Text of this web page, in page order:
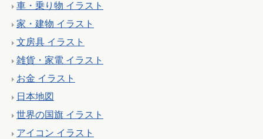
車・乗り物 イラスト
家・建物 イラスト
文房具 イラスト
雑貨・家電 イラスト
お金 イラスト
日本地図
世界の国旗 イラスト
アイコン イラスト